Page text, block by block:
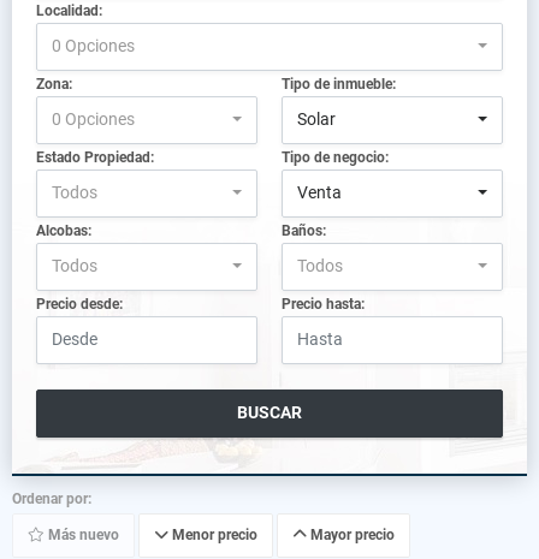
Localidad:
0 Opciones
Zona:
0 Opciones
Tipo de inmueble:
Solar
Estado Propiedad:
Todos
Tipo de negocio:
Venta
Alcobas:
Todos
Baños:
Todos
Precio desde: Precio hasta:
BUSCAR
Ordenar por:
Más nuevo Menor precio Mayor precio